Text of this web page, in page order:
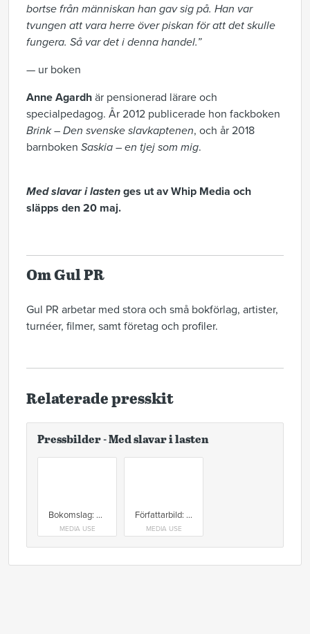
bortse från människan han gav sig på. Han var
tvungen att vara herre över piskan för att det skulle
fungera. Så var det i denna handel.”
— ur boken
Anne Agardh är pensionerad lärare och
specialpedagog. År 2012 publicerade hon fackboken
Brink – Den svenske slavkaptenen, och år 2018
barnboken Saskia – en tjej som mig.
Med slavar i lasten ges ut av Whip Media och
släpps den 20 maj.
Om Gul PR
Gul PR arbetar med stora och små bokförlag, artister,
turnéer, filmer, samt företag och profiler.
Relaterade presskit
Pressbilder - Med slavar i lasten
Bokomslag: Med slavar i lasten
MEDIA USE
Författarbild: Anne Agardh
MEDIA USE